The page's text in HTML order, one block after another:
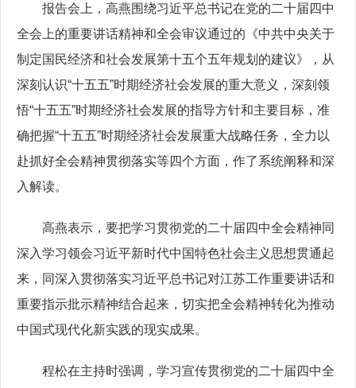
报告会上，高燕围绕习近平总书记在党的二十届四中
全会上的重要讲话精神和全会审议通过的《中共中央关于
制定国民经济和社会发展第十五个五年规划的建议》，从
深刻认识“十五五”时期经济社会发展的重大意义，深刻领
悟“十五五”时期经济社会发展的指导方针和主要目标，准
确把握“十五五”时期经济社会发展重大战略任务，全力以
赴抓好全会精神贯彻落实等四个方面，作了系统阐释和深
入解读。
高燕表示，要把学习贯彻党的二十届四中全会精神同
深入学习领会习近平新时代中国特色社会主义思想贯通起
来，同深入贯彻落实习近平总书记对江苏工作重要讲话和
重要指示批示精神结合起来，切实把全会精神转化为推动
中国式现代化新实践的现实成果。
程松在主持时强调，学习宣传贯彻党的二十届四中全